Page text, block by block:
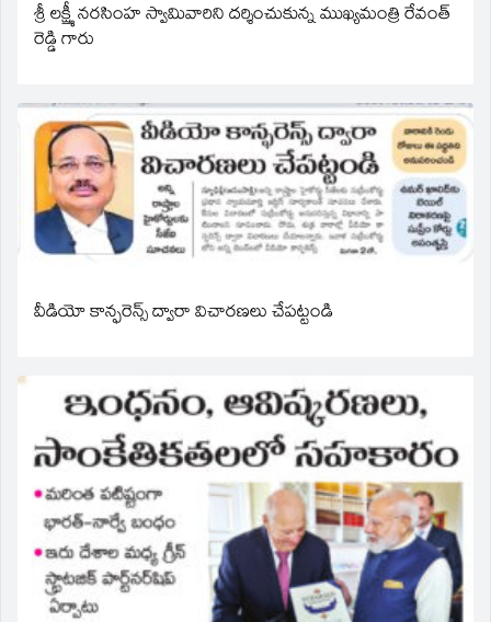
శ్రీ లక్ష్మీ నరసింహ స్వామివారిని దర్శించుకున్న ముఖ్యమంత్రి రేవంత్
రెడ్డి గారు
వీడియో కాన్ఫరెన్స్ ద్వారా విచారణలు చేపట్టండి